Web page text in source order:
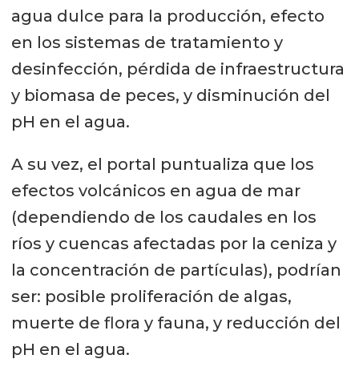
agua dulce para la producción, efecto
en los sistemas de tratamiento y
desinfección, pérdida de infraestructura
y biomasa de peces, y disminución del
pH en el agua.
A su vez, el portal puntualiza que los
efectos volcánicos en agua de mar
(dependiendo de los caudales en los
ríos y cuencas afectadas por la ceniza y
la concentración de partículas), podrían
ser: posible proliferación de algas,
muerte de flora y fauna, y reducción del
pH en el agua.